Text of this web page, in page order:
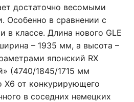
достаточно весомыми
Особенно в сравнении с
в классе. Длина нового GLE
– 1935 мм, а высота –
японский RX
(4740/1845/1715 мм
X6 от конкурирующего
в соседних немецких